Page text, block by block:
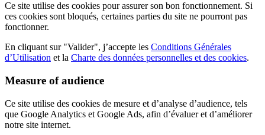
Ce site utilise des cookies pour assurer son bon fonctionnement. Si
ces cookies sont bloqués, certaines parties du site ne pourront pas
fonctionner.
En cliquant sur "Valider", j’accepte les Conditions Générales
d’Utilisation et la Charte des données personnelles et des cookies.
Measure of audience
Ce site utilise des cookies de mesure et d’analyse d’audience, tels
que Google Analytics et Google Ads, afin d’évaluer et d’améliorer
notre site internet.